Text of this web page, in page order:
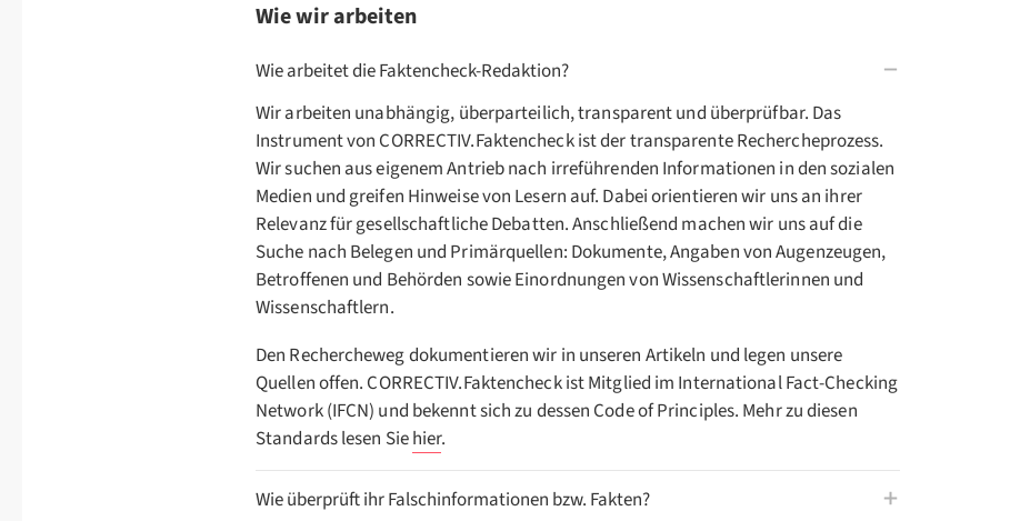
Wie wir arbeiten
Wie arbeitet die Faktencheck-Redaktion?
Wir arbeiten unabhängig, überparteilich, transparent und überprüfbar. Das
Instrument von CORRECTIV.Faktencheck ist der transparente Rechercheprozess.
Wir suchen aus eigenem Antrieb nach irreführenden Informationen in den sozialen
Medien und greifen Hinweise von Lesern auf. Dabei orientieren wir uns an ihrer
Relevanz für gesellschaftliche Debatten. Anschließend machen wir uns auf die
Suche nach Belegen und Primärquellen: Dokumente, Angaben von Augenzeugen,
Betroffenen und Behörden sowie Einordnungen von Wissenschaftlerinnen und
Wissenschaftlern.
Den Rechercheweg dokumentieren wir in unseren Artikeln und legen unsere
Quellen offen. CORRECTIV.Faktencheck ist Mitglied im International Fact-Checking
Network (IFCN) und bekennt sich zu dessen Code of Principles. Mehr zu diesen
Standards lesen Siehier.
Wie überprüft ihr Falschinformationen bzw. Fakten?